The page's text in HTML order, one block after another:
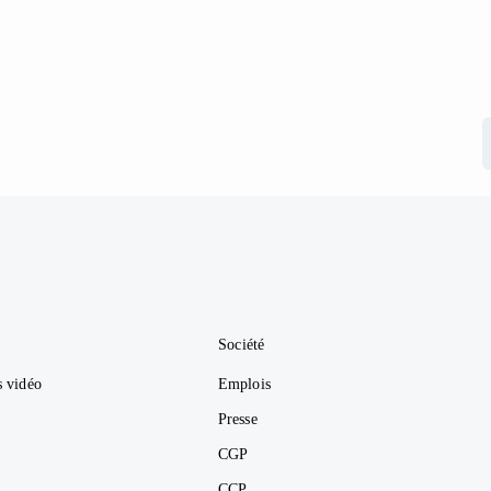
vidéo
Société
Emplois
Presse
CGP